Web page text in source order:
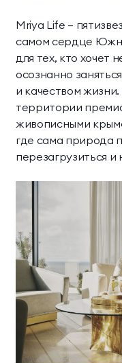
Mriya Life —
самом сердце
для тех, кто хочет
осознанно
и качеством
территории
живописными
где сама природа
перезагрузиться и